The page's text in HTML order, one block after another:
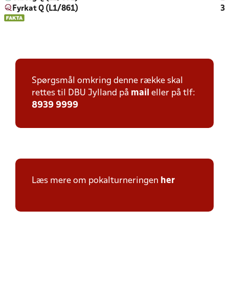
Fyrkat Q (L1/861)
3
Spørgsmål omkring denne række skal
rettes til DBU Jylland på mail eller på tlf:
8939 9999
Læs mere om pokalturneringen her